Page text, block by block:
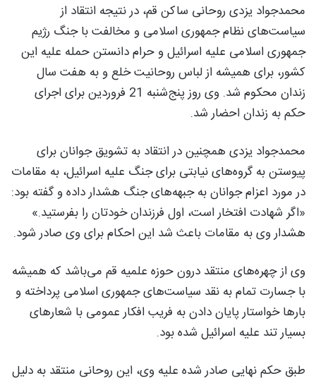
محمدجواد یزدی روحانی ساکن قم، در نتیجه انتقاد از
سیاست‌های نظام جمهوری اسلامی و مخالفت با جنگ رژیم
جمهوری اسلامی علیه اسرائیل و حرام دانستن حمله علیه این
کشور، برای همیشه از لباس روحانیت خلع و به هفت سال
زندان محکوم شد. وی روز پنج‌شنبه 21 فروردین برای اجرای
حکم به زندان احضار شد.
محمدجواد یزدی همچنین در انتقاد به تشویق جوانان برای
پیوستن به گروه‌های نیابتی برای جنگ علیه اسرائیل، به مقامات
در مورد اعزام جوانان به جبهه‌های جنگ هشدار داده و گفته بود:
«اگر شهادت افتخار است، اول فرزندان خودتان را بفرستید.»
هشدار وی به مقامات باعث شد این احکام برای وی صادر شود.
وی از چهره‌های منتقد درون حوزه علمیه قم می‌باشد که همیشه
با جسارت تمام به نقد سیاست‌های جمهوری اسلامی پرداخته و
بارها خواستار پایان دادن به فریب افکار عمومی با شعارهای
بسیار تند علیه اسرائیل شده بود.
طبق حکم نهایی صادر شده علیه وی، این روحانی منتقد به دلیل